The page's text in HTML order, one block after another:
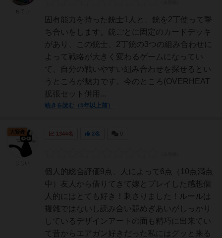
固有能力を持った銃士1人と、銃を2丁使って撃
ち合いをします。銃ごとに固定のカードデッキ
があり、この銃士、2丁銃の3つの組み合わせに
よって戦略が大きく変わるゲームになってい
て、自分の戦いやすい組み合わせを探せるとい
うところが魅力です。今のところ(OVERHEAT
拡張セット併用...
続きを読む（5年以上前）
1344名 2名
個人的総合評価9点、人によって6点（10点満点
中）友人から借りてきて嫁とプレイした感想個
人的にはとても好き！刺さりました！ルールは
複雑ではないし読み合い競めぎあいがしっかり
しているデザインアートの面も精巧に出来てい
て昔からエアガン好きだった私にはグッと来る
大賢者